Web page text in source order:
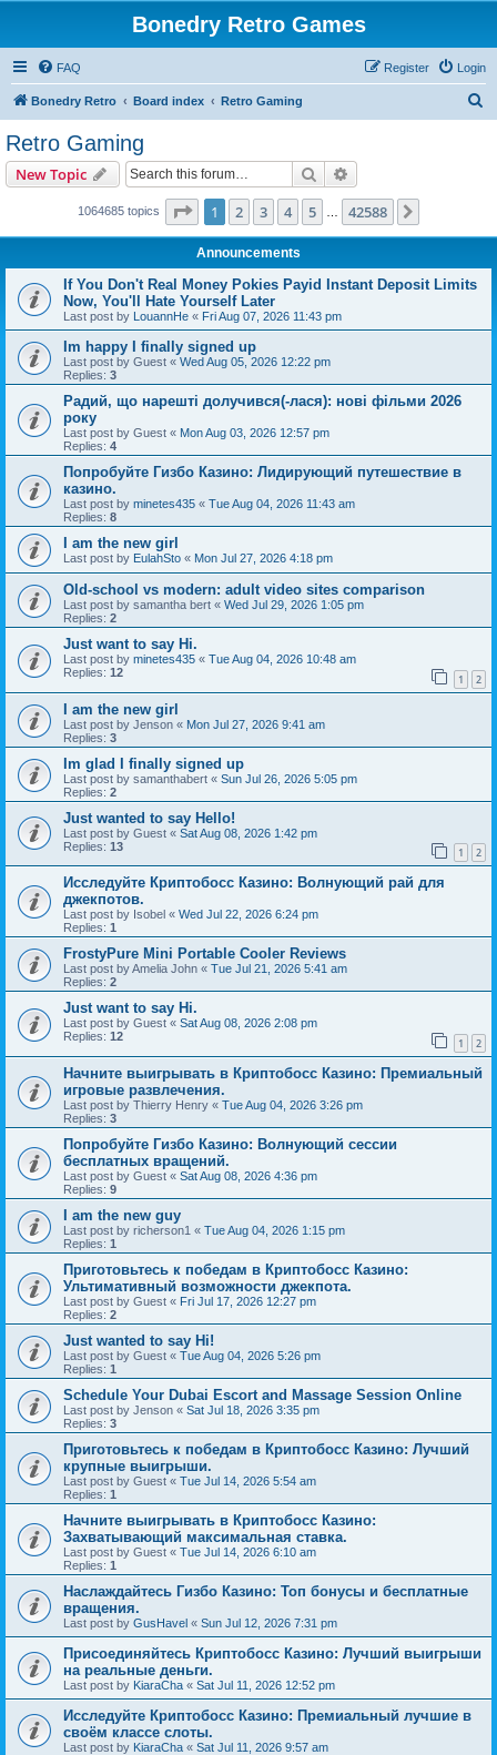
Bonedry Retro Games
FAQ Login
Register
Bonedry Retro Board index Retro Gaming
Retro Gaming
New Topic Search
1064685 topics Page 1of 42588
1 2 3 4 5 42588
Announcements
If You Don't Real Money Pokies Payid Instant Deposit Limits
Now, You'll Hate Yourself Later
Last post by LouannHe « Fri Aug 07, 2026 11:43 pm
Im happy I finally signed up
Last post by Guest « Wed Aug 05, 2026 12:22 pm
Replies: 3
Радий, що нарешті долучився(-лася): нові фільми 2026
року
Last post by Guest « Mon Aug 03, 2026 12:57 pm
Replies: 4
Попробуйте Гизбо Казино: Лидирующий путешествие в
казино.
Last post by minetes435 « Tue Aug 04, 2026 11:43 am
Replies: 8
I am the new girl
Last post by EulahSto « Mon Jul 27, 2026 4:18 pm
Old-school vs modern: adult video sites comparison
Last post by samantha bert « Wed Jul 29, 2026 1:05 pm
Replies: 2
Just want to say Hi.
Last post by minetes435 « Tue Aug 04, 2026 10:48 am
Replies: 12 1 2
I am the new girl
Last post by Jenson « Mon Jul 27, 2026 9:41 am
Replies: 3
Im glad I finally signed up
Last post by samanthabert « Sun Jul 26, 2026 5:05 pm
Replies: 2
Just wanted to say Hello!
Last post by Guest « Sat Aug 08, 2026 1:42 pm
Replies: 13 1 2
Исследуйте Криптобосс Казино: Волнующий рай для
джекпотов.
Last post by Isobel « Wed Jul 22, 2026 6:24 pm
Replies: 1
FrostyPure Mini Portable Cooler Reviews
Last post byAmelia John « Tue Jul 21, 2026 5:41 am
Replies: 2
Just want to say Hi.
Last post by Guest « Sat Aug 08, 2026 2:08 pm
Replies: 12 1 2
Начните выигрывать в Криптобосс Казино: Премиальный
игровые развлечения.
Last post by Thierry Henry « Tue Aug 04, 2026 3:26 pm
Replies: 3
Попробуйте Гизбо Казино: Волнующий сессии
бесплатных вращений.
Last post by Guest « Sat Aug 08, 2026 4:36 pm
Replies: 9
I am the new guy
Last post by richerson1 « Tue Aug 04, 2026 1:15 pm
Replies: 1
Приготовьтесь к победам в Криптобосс Казино:
Ультимативный возможности джекпота.
Last post by Guest « Fri Jul 17, 2026 12:27 pm
Replies: 2
Just wanted to say Hi!
Last post by Guest « Tue Aug 04, 2026 5:26 pm
Replies: 1
Schedule Your Dubai Escort and Massage Session Online
Last post by Jenson « Sat Jul 18, 2026 3:35 pm
Replies: 3
Приготовьтесь к победам в Криптобосс Казино: Лучший
крупные выигрыши.
Last post by Guest « Tue Jul 14, 2026 5:54 am
Replies: 1
Начните выигрывать в Криптобосс Казино:
Захватывающий максимальная ставка.
Last post by Guest « Tue Jul 14, 2026 6:10 am
Replies: 1
Наслаждайтесь Гизбо Казино: Топ бонусы и бесплатные
вращения.
Last post by GusHavel « Sun Jul 12, 2026 7:31 pm
Присоединяйтесь Криптобосс Казино: Лучший выигрыши
на реальные деньги.
Last post by KiaraCha « Sat Jul 11, 2026 12:52 pm
Исследуйте Криптобосс Казино: Премиальный лучшие в
своём классе слоты.
Last post by KiaraCha « Sat Jul 11, 2026 9:57 am